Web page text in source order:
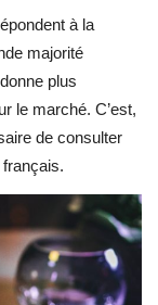
à la
majorité
plus
le marché. C’est,
de consulter